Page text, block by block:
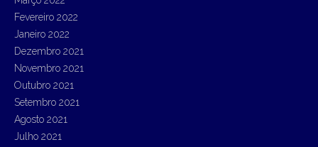
Fevereiro 2022
Janeiro 2022
Dezembro 2021
Novembro 2021
Outubro 2021
Setembro 2021
Agosto 2021
Julho 2021